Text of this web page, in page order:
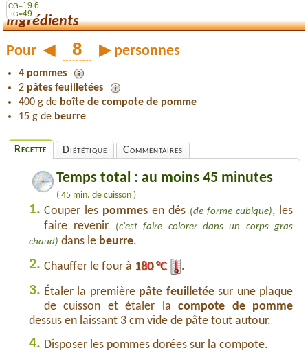
CG=19.6
IG=49
Ingrédients
Pour ◀ ▶ personnes
4 pommes
2 pâtes feuilletées
400 g de boîte de compote de pomme
15 g de beurre
Recette Diététique Commentaires
Temps total : au moins 45 minutes
( 45 min. de cuisson )
1. Couper les pommes en dés (de forme cubique), les
faire revenir
(c'est faire colorer dans un corps gras
chaud) dans le beurre.
2. Chauffer le four à 180 °C .
3. Étaler la première pâte feuilletéesur une plaque
de cuisson et étaler lacompote de pomme
dessus en laissant 3 cm vide de pâte tout autour.
4. Disposer les pommes dorées sur la compote.